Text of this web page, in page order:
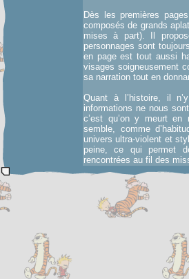
Dès les premières
composés de grands
mises à part). Il
personnages sont
en page est tout aussi
visages soigneusement
sa narration tout en
Quant à l’histoire, il
informations ne nous
c’est qu’on y meurt
semble, comme
univers ultra-violent et
peine, ce qui permet
rencontrées au fil des